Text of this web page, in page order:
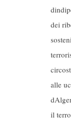
dei
alle
il